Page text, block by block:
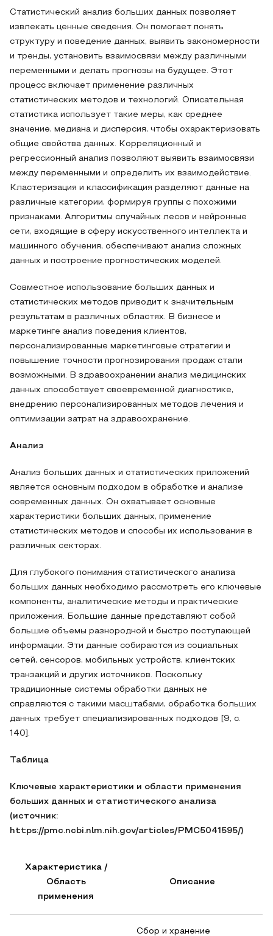
Статистический анализ больших данных позволяет
извлекать ценные сведения. Он помогает понять
структуру и поведение данных, выявить закономерности
и тренды, установить взаимосвязи между различными
переменными и делать прогнозы на будущее. Этот
процесс включает применение различных
статистических методов и технологий. Описательная
статистика использует такие меры, как среднее
значение, медиана и дисперсия, чтобы охарактеризовать
общие свойства данных. Корреляционный и
регрессионный анализ позволяют выявить взаимосвязи
между переменными и определить их взаимодействие.
Кластеризация и классификация разделяют данные на
различные категории, формируя группы с похожими
признаками. Алгоритмы случайных лесов и нейронные
сети, входящие в сферу искусственного интеллекта и
машинного обучения, обеспечивают анализ сложных
данных и построение прогностических моделей.
Совместное использование больших данных и
статистических методов приводит к значительным
результатам в различных областях. В бизнесе и
маркетинге анализ поведения клиентов,
персонализированные маркетинговые стратегии и
повышение точности прогнозирования продаж стали
возможными. В здравоохранении анализ медицинских
данных способствует своевременной диагностике,
внедрению персонализированных методов лечения и
оптимизации затрат на здравоохранение.
Анализ
Анализ больших данных и статистических приложений
является основным подходом в обработке и анализе
современных данных. Он охватывает основные
характеристики больших данных, применение
статистических методов и способы их использования в
различных секторах.
Для глубокого понимания статистического анализа
больших данных необходимо рассмотреть его ключевые
компоненты, аналитические методы и практические
приложения. Большие данные представляют собой
большие объемы разнородной и быстро поступающей
информации. Эти данные собираются из социальных
сетей, сенсоров, мобильных устройств, клиентских
транзакций и других источников. Поскольку
традиционные системы обработки данных не
справляются с такими масштабами, обработка больших
данных требует специализированных подходов [9, с.
140].
Таблица
Ключевые характеристики и области применения
больших данных и статистического анализа
(источник:
https://pmc.ncbi.nlm.nih.gov/articles/PMC5041595/)
Характеристика /
Область
применения
Описание
Сбор и хранение